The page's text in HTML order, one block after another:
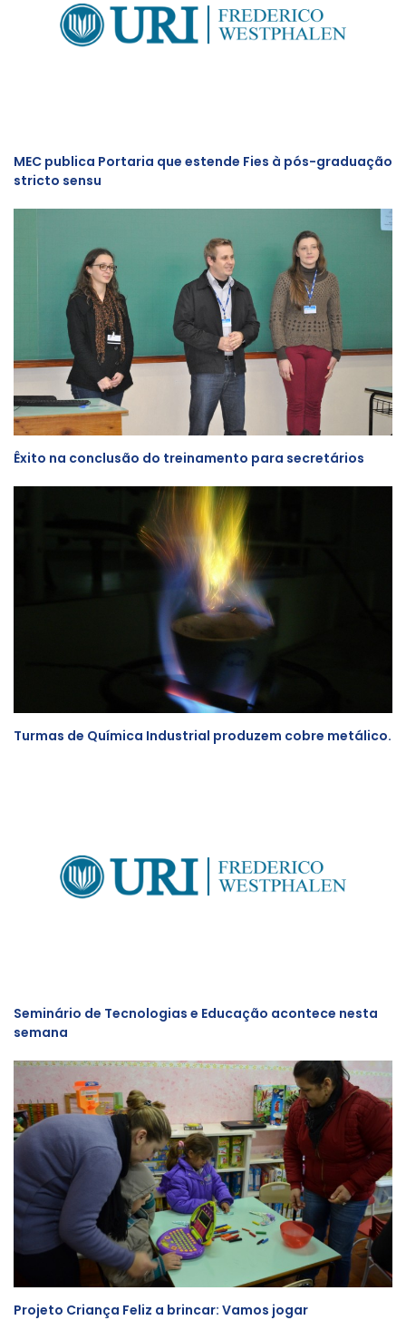
MEC publica Portaria que estende Fies à pós-graduação
stricto sensu
Êxito na conclusão do treinamento para secretários
Turmas de Química Industrial produzem cobre metálico.
Seminário de Tecnologias e Educação acontece nesta
semana
Projeto Criança Feliz a brincar: Vamos jogar